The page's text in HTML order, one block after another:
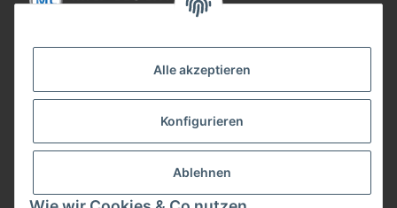
Alle akzeptieren
Konfigurieren
Ablehnen
Gesetzliche Informationen
Bezahlung